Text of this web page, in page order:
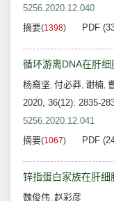
5256.2020.12.040
摘要(1398) PDF
循环游离DNA在肝
杨裔坚, 付必莽, 谢楠,
2020, 36(12): 2835-
5256.2020.12.041
摘要(1067) PDF
锌指蛋白家族在肝细
魏俊伟, 赵彩彦